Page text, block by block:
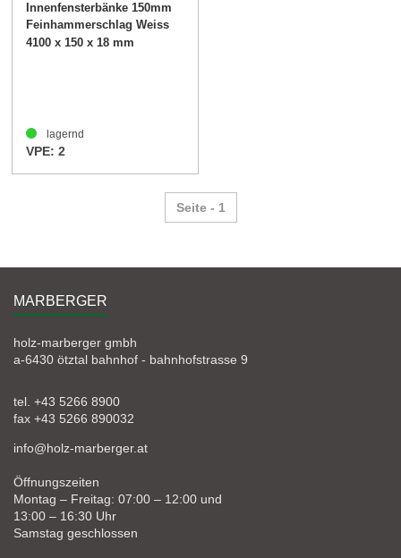
Innenfensterbänke 150mm
Feinhammerschlag Weiss
40mm
4100 x 150 x 18 mm
lagernd
VPE: 2
Seite - 1
MARBERGER
holz-marberger gmbh
a-6430 ötztal bahnhof - bahnhofstrasse 9
tel. +43 5266 8900
fax +43 5266 890032
info@holz-marberger.at
Öffnungszeiten
Montag – Freitag: 07:00 – 12:00 und
13:00 – 16:30 Uhr
Samstag geschlossen